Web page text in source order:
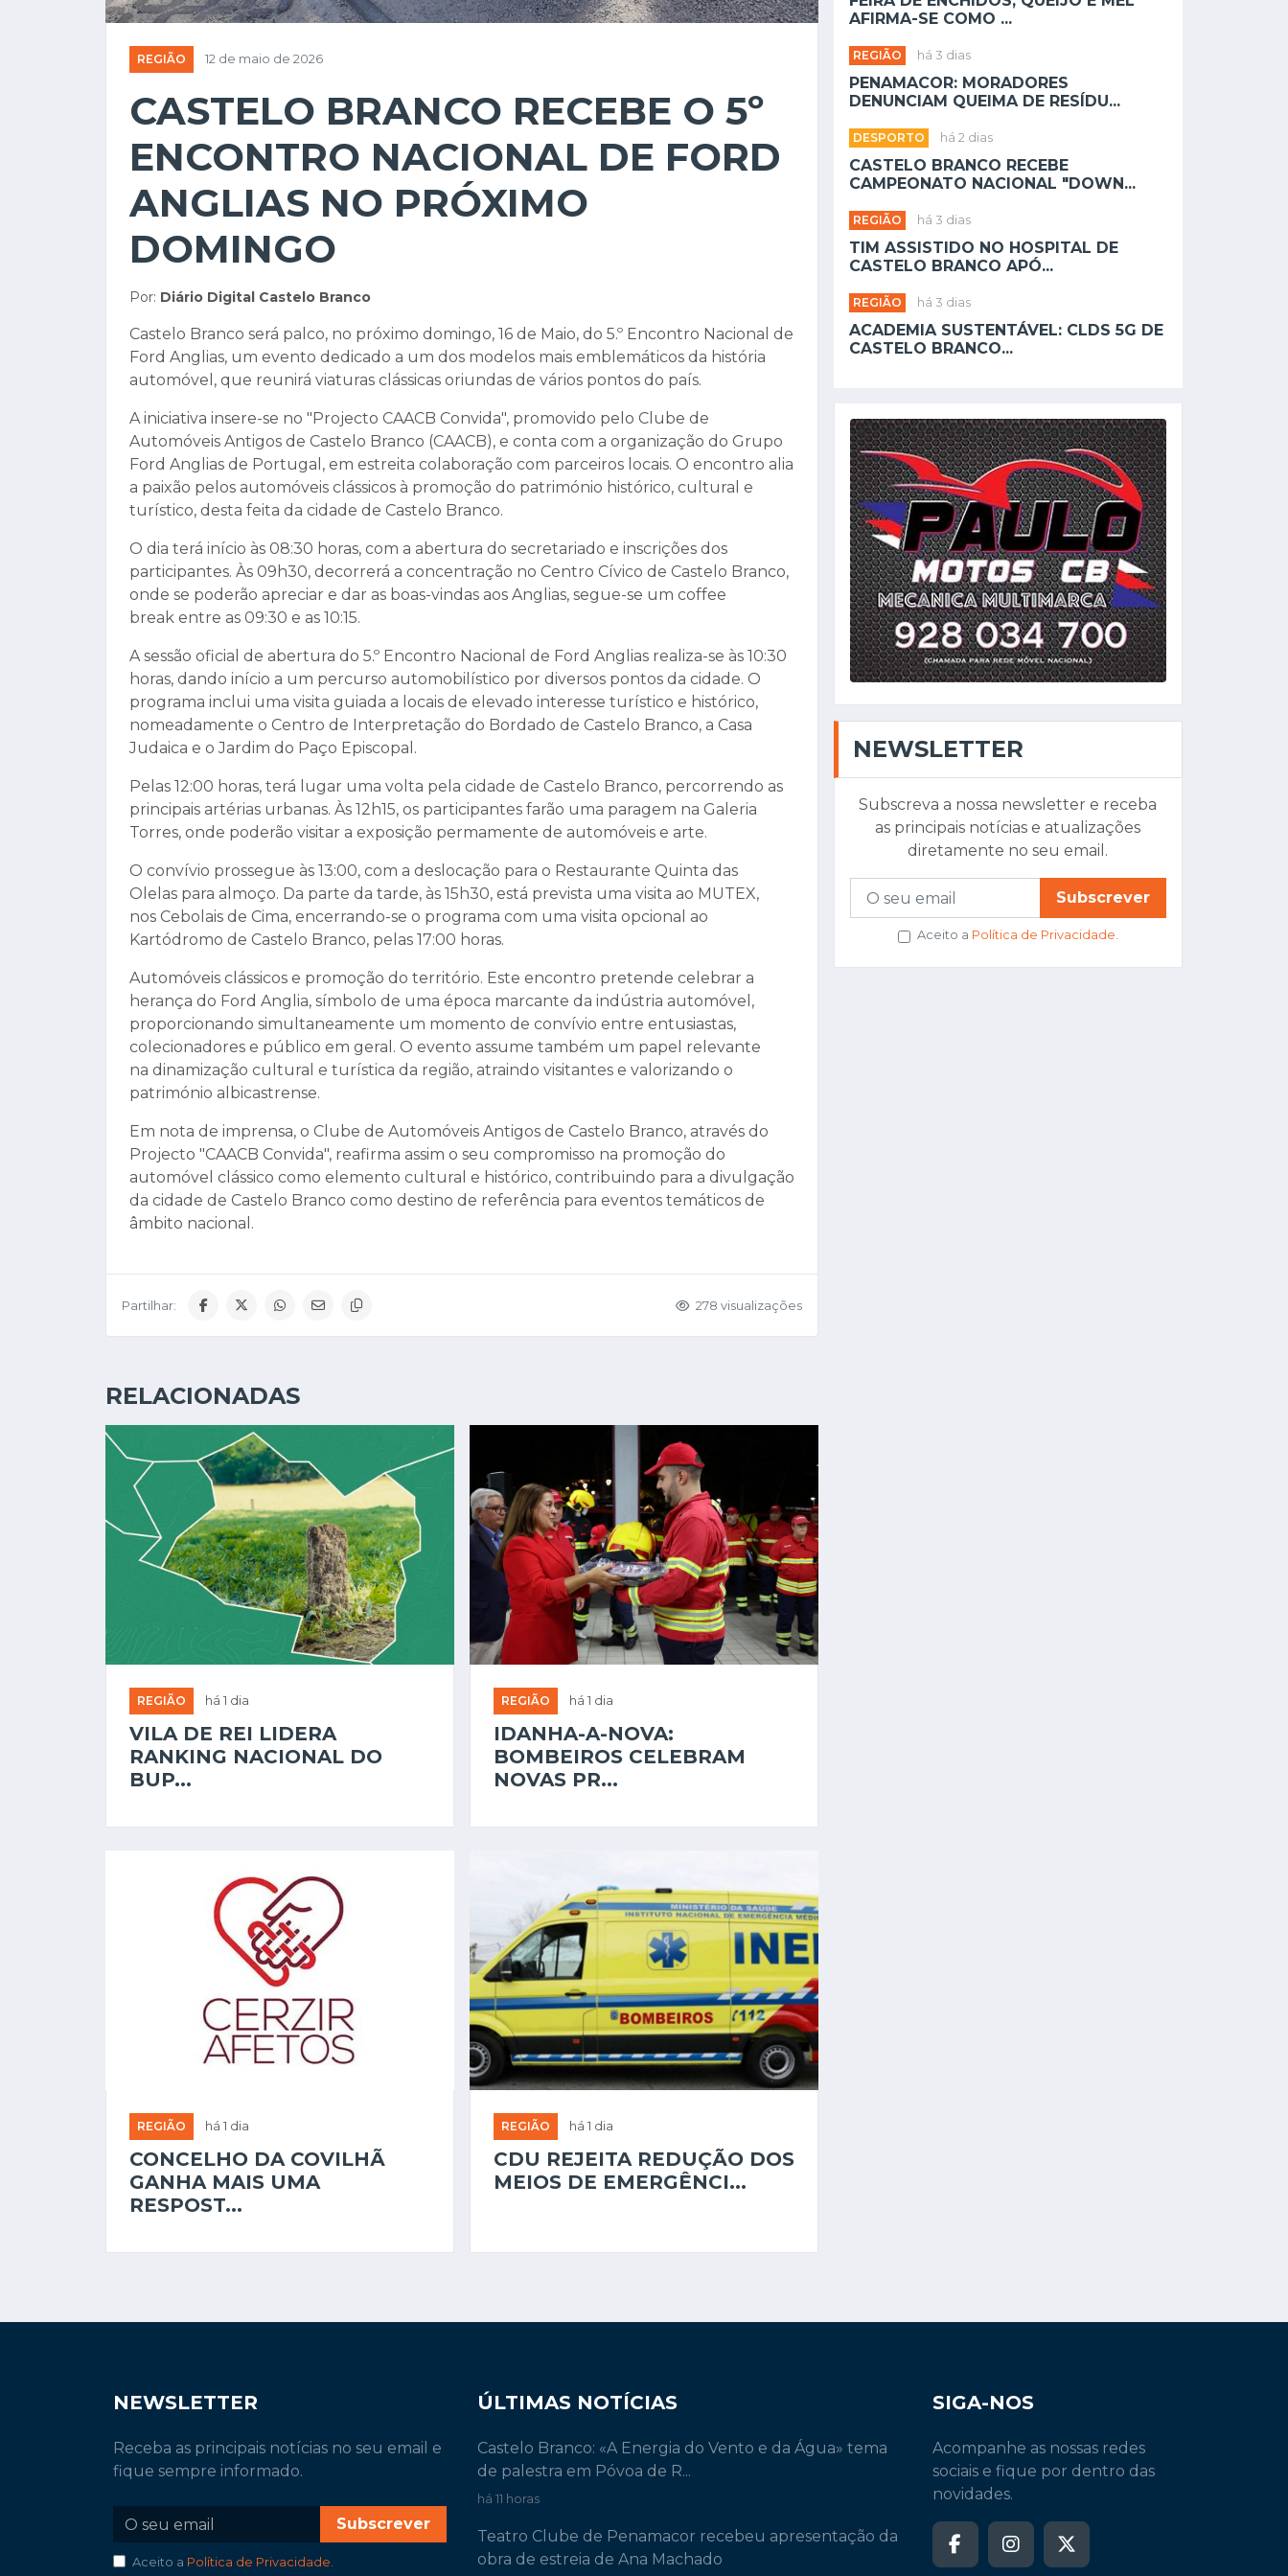
REGIÃO 12 de maio de 2026
CASTELO BRANCO RECEBE O 5º
ENCONTRO NACIONAL DE FORD
ANGLIAS NO PRÓXIMO
DOMINGO
Por: Diário Digital Castelo Branco
Castelo Branco será palco, no próximo domingo, 16 de Maio, do 5.º Encontro Nacional de
Ford Anglias, um evento dedicado a um dos modelos mais emblemáticos da história
automóvel, que reunirá viaturas clássicas oriundas de vários pontos do país.
A iniciativa insere-se no "Projecto CAACB Convida", promovido pelo Clube de
Automóveis Antigos de Castelo Branco (CAACB), e conta com a organização do Grupo
Ford Anglias de Portugal, em estreita colaboração com parceiros locais. O encontro alia
a paixão pelos automóveis clássicos à promoção do património histórico, cultural e
turístico, desta feita da cidade de Castelo Branco.
O dia terá início às 08:30 horas, com a abertura do secretariado e inscrições dos
participantes. Às 09h30, decorrerá a concentração no Centro Cívico de Castelo Branco,
onde se poderão apreciar e dar as boas-vindas aos Anglias, segue-se um coffee
break entre as 09:30 e as 10:15.
A sessão oficial de abertura do 5.º Encontro Nacional de Ford Anglias realiza-se às 10:30
horas, dando início a um percurso automobilístico por diversos pontos da cidade. O
programa inclui uma visita guiada a locais de elevado interesse turístico e histórico,
nomeadamente o Centro de Interpretação do Bordado de Castelo Branco, a Casa
Judaica e o Jardim do Paço Episcopal.
Pelas 12:00 horas, terá lugar uma volta pela cidade de Castelo Branco, percorrendo as
principais artérias urbanas. Às 12h15, os participantes farão uma paragem na Galeria
Torres, onde poderão visitar a exposição permamente de automóveis e arte.
O convívio prossegue às 13:00, com a deslocação para o Restaurante Quinta das
Olelas para almoço. Da parte da tarde, às 15h30, está prevista uma visita ao MUTEX,
nos Cebolais de Cima, encerrando-se o programa com uma visita opcional ao
Kartódromo de Castelo Branco, pelas 17:00 horas.
Automóveis clássicos e promoção do território. Este encontro pretende celebrar a
herança do Ford Anglia, símbolo de uma época marcante da indústria automóvel,
proporcionando simultaneamente um momento de convívio entre entusiastas,
colecionadores e público em geral. O evento assume também um papel relevante
na dinamização cultural e turística da região, atraindo visitantes e valorizando o
património albicastrense.
Em nota de imprensa, o Clube de Automóveis Antigos de Castelo Branco, através do
Projecto "CAACB Convida", reafirma assim o seu compromisso na promoção do
automóvel clássico como elemento cultural e histórico, contribuindo para a divulgação
da cidade de Castelo Branco como destino de referência para eventos temáticos de
âmbito nacional.
Partilhar: 278 visualizações
RELACIONADAS
REGIÃO há 1 dia
VILA DE REI LIDERA
RANKING NACIONAL DO
BUP...
REGIÃO há 1 dia
IDANHA-A-NOVA:
BOMBEIROS CELEBRAM
NOVAS PR...
REGIÃO há 1 dia
CONCELHO DA COVILHÃ
GANHA MAIS UMA
RESPOST...
REGIÃO há 1 dia
CDU REJEITA REDUÇÃO DOS
MEIOS DE EMERGÊNCI...
AFIRMA-SE COMO ...
REGIÃO há 3 dias
PENAMACOR: MORADORES
DENUNCIAM QUEIMA DE RESÍDU...
DESPORTO há 2 dias
CASTELO BRANCO RECEBE
CAMPEONATO NACIONAL "DOWN...
REGIÃO há 3 dias
TIM ASSISTIDO NO HOSPITAL DE
CASTELO BRANCO APÓ...
REGIÃO há 3 dias
ACADEMIA SUSTENTÁVEL: CLDS 5G DE
CASTELO BRANCO...
NEWSLETTER
Subscreva a nossa newsletter e receba
as principais notícias e atualizações
diretamente no seu email.
Subscrever
Aceito a Política de Privacidade.
NEWSLETTER
Receba as principais notícias no seu email e
fique sempre informado.
Subscrever
Aceito a Política de Privacidade.
ÚLTIMAS NOTÍCIAS
Castelo Branco: «A Energia do Vento e da Água» tema
de palestra em Póvoa de R...
há 11 horas
Teatro Clube de Penamacor recebeu apresentação da
obra de estreia de Ana Machado
SIGA-NOS
Acompanhe as nossas redes
sociais e fique por dentro das
novidades.